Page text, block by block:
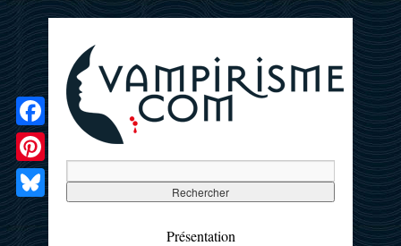
Présentation
Facebook
Pinterest
Bluesky